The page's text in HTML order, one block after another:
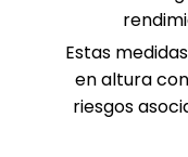
Estas
en altura
riesgos